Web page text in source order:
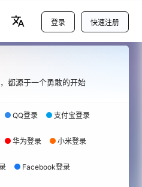
登录 快速注册
都源于一个勇敢的开始
QQ登录 支付宝登录
华为登录 小米登录
Facebook登录